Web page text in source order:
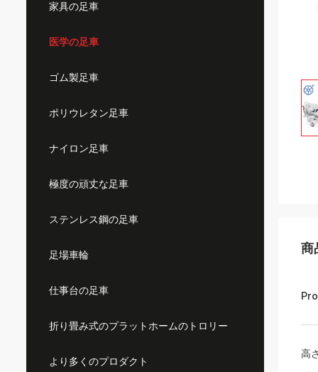
家具の足車
医学の足車
ゴム製足車
ポリウレタン足車
ナイロン足車
極度の頑丈な足車
ステンレス鋼の足車
足場車輪
仕事台の足車
折り畳み式のプラットホームのトロリー
より多くのプロダクト
商
高